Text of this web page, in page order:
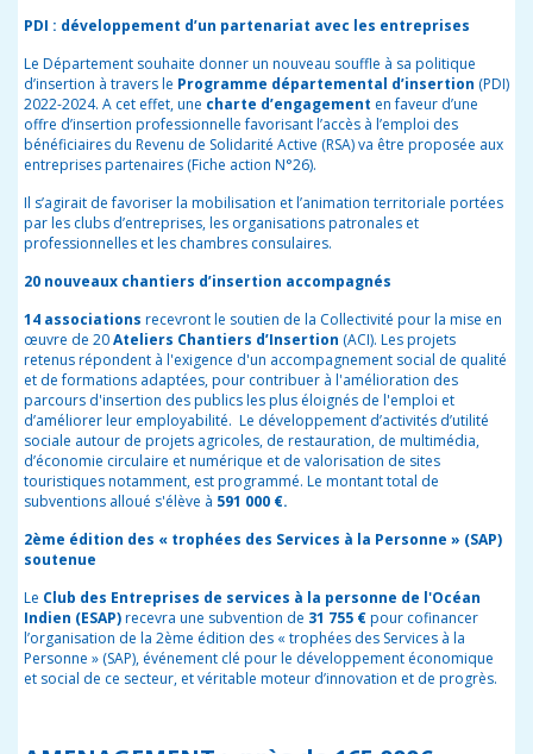
PDI : développement d’un partenariat avec les entreprises
Le Département souhaite donner un nouveau souffle à sa politique
d’insertion à travers le Programme départemental d’insertion (PDI)
2022-2024. A cet effet, une charte d’engagement en faveur d’une
offre d’insertion professionnelle favorisant l’accès à l’emploi des
bénéficiaires du Revenu de Solidarité Active (RSA) va être proposée aux
entreprises partenaires (Fiche action N°26).
Il s’agirait de favoriser la mobilisation et l’animation territoriale portées
par les clubs d’entreprises, les organisations patronales et
professionnelles et les chambres consulaires.
20 nouveaux chantiers d’insertion accompagnés
14 associations recevront le soutien de la Collectivité pour la mise en
œuvre de 20Ateliers Chantiers d’Insertion (ACI). Les projets
retenus répondent à l'exigence d'un accompagnement social de qualité
et de formations adaptées, pour contribuer à l'amélioration des
parcours d'insertion des publics les plus éloignés de l'emploi et
d’améliorer leur employabilité. Le développement d’activités d’utilité
sociale autour de projets agricoles, de restauration, de multimédia,
d’économie circulaire et numérique et de valorisation de sites
touristiques notamment, est programmé. Le montant total de
subventions alloué s'élève à 591 000 €.
2ème édition des « trophées des Services à la Personne » (SAP)
soutenue
Le Club des Entreprises de services à la personne de l'Océan
Indien (ESAP)recevra une subvention de 31 755 €pour cofinancer
l’organisation de la 2ème édition des « trophées des Services à la
Personne » (SAP), événement clé pour le développement économique
et social de ce secteur, et véritable moteur d’innovation et de progrès.